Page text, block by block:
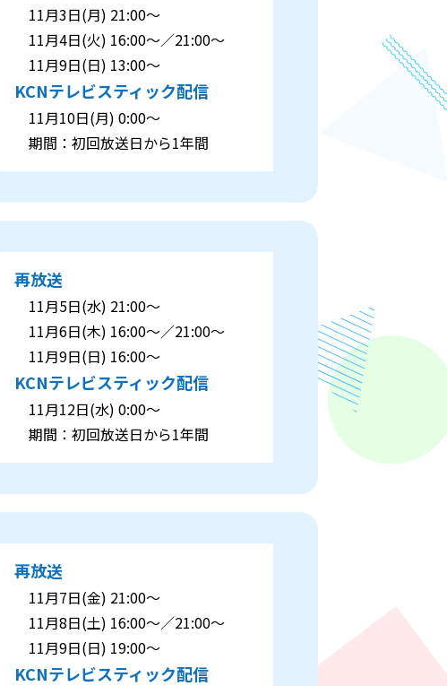
11月3日(月) 21:00～
11月4日(火) 16:00～／21:00～
11月9日(日) 13:00～
KCNテレビスティック配信
11月10日(月) 0:00～
期間：初回放送日から1年間
再放送
11月5日(水) 21:00～
11月6日(木) 16:00～／21:00～
11月9日(日) 16:00～
KCNテレビスティック配信
11月12日(水) 0:00～
期間：初回放送日から1年間
再放送
11月7日(金) 21:00～
11月8日(土) 16:00～／21:00～
11月9日(日) 19:00～
KCNテレビスティック配信